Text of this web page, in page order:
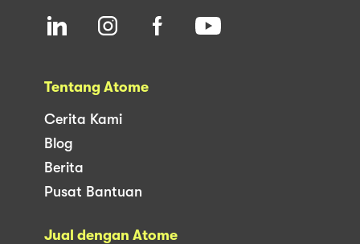
Tentang Atome
Cerita Kami
Blog
Berita
Pusat Bantuan
Jual dengan Atome